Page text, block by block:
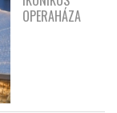
OPERAHÁZA